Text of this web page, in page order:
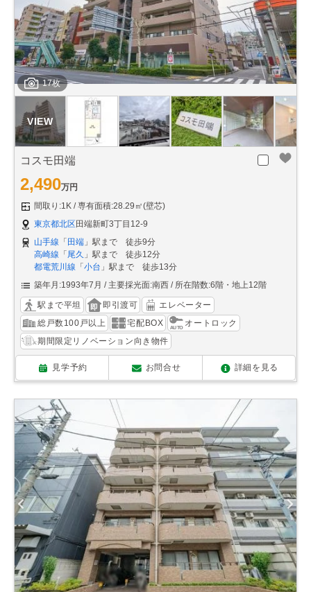
17枚
コスモ田端
2,490万円
間取り:1K
専有面積:28.29㎡(壁芯)
東京都北区 田端新町3丁目12-9
山手線 「 田端 」駅まで 徒歩9分
高崎線 「 尾久 」駅まで 徒歩12分
都電荒川線 「 小台 」駅まで 徒歩13分
築年月:1993年7月
主要採光面:南西 所在階数:6階・地上12階
駅まで平坦 即引渡可
エレベーター
総戸数100戸以上
宅配BOX
オートロック
期間限定リノベーション向き物件
見学予約 お問合せ 詳細を見る